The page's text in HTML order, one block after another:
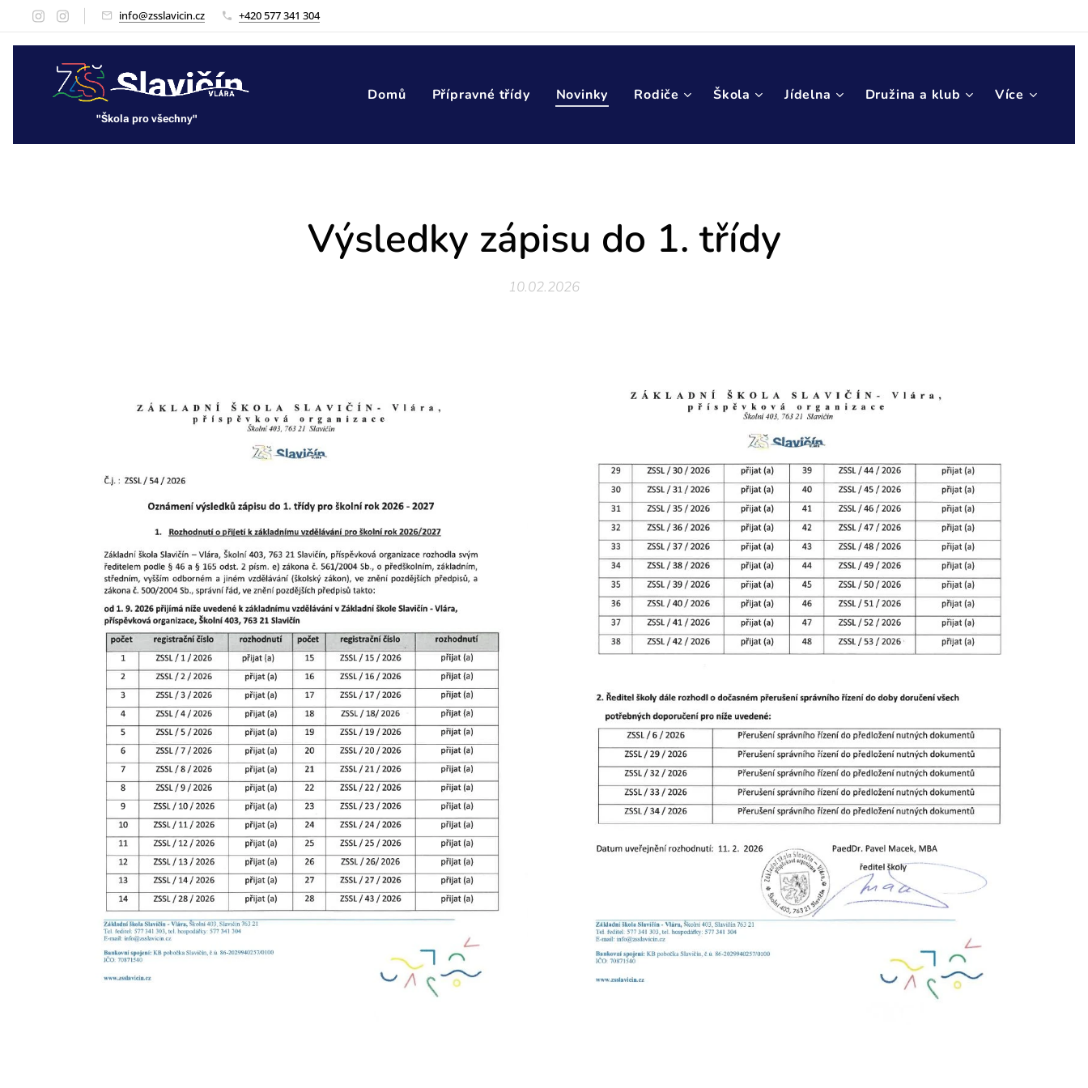
info@zsslavicin.cz +420 577 341 304
"Škola pro všechny"
Domů Přípravné třídy Novinky Rodiče Škola Jídelna Družina a klub Více
Výsledky zápisu do 1. třídy
10.02.2026